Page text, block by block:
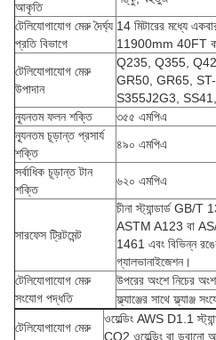
আকৃতি
টেলিযোগাযোগ মেরু দৈর্ঘ্য
প্রতি বিভাগে
14 মিটারের মধ্যে
11900mm 40FT
টেলিযোগাযোগ মেরু
উপাদান
Q235, Q355,
GR50, GR65,
S355J2G3,
ন্যূনতম ফলন শক্তি
৩৫৫ এমপিএ
ন্যূনতম চূড়ান্ত প্রসার্য
শক্তি
৪৯০ এমপিএ
সর্বাধিক চূড়ান্ত টান
শক্তি
৬২০ এমপিএ
সারফেস ট্রিটমেন্ট
চীনা স্ট্যান্ডার্ড GB/T
ASTM A123 বা
1461 এবং বিভিন্ন
গ্যালভানাইজেশন।
টেলিযোগাযোগ মেরু
সংযোগ পদ্ধতি
উপরের অংশে নিচের অংশ
ফ্ল্যাঞ্জের সাথে ফ্ল্যাঞ্জ
টেলিযোগাযোগ মেরু
ওয়েল্ডিং AWS D1.1
CO2 ওয়েল্ডিং বা ডুবানো